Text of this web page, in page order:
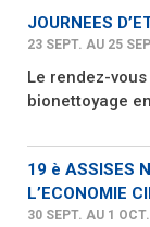
JOURNEES
23 SEPT. AU 25
Le rendez-
bionettoyage
19 è ASSISES
L’ECONOMIE
30 SEPT. AU 1